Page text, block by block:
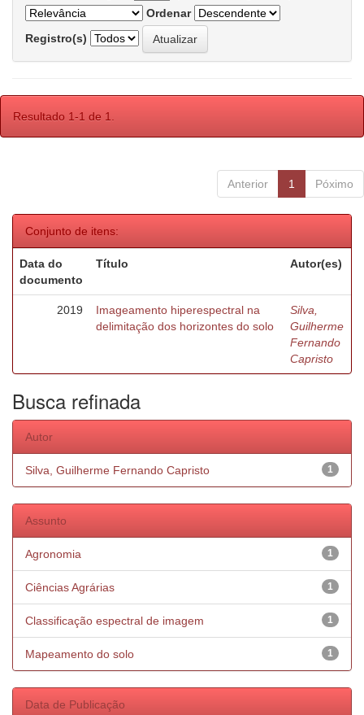
Ordenar
Registro(s)
Resultado 1-1 de 1.
Anterior 1 Póximo
Conjunto de itens:
Data do
documento
Título Autor(es)
2019
Imageamento hiperespectral na
delimitação dos horizontes do solo
Silva,
Guilherme
Fernando
Capristo
Busca refinada
Autor
1
Silva, Guilherme Fernando Capristo
Assunto
1
Agronomia
1
Ciências Agrárias
1
Classificação espectral de imagem
1
Mapeamento do solo
Data de Publicação